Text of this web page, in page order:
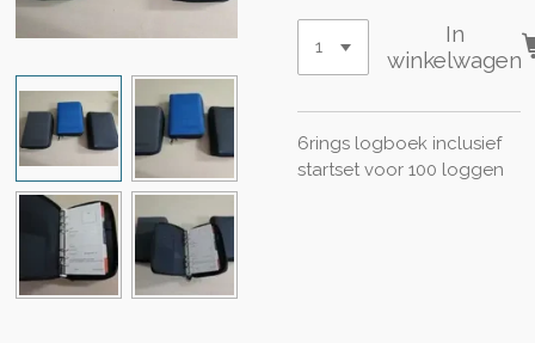
In
winkelwagen
6rings logboek inclusief
startset voor 100 loggen